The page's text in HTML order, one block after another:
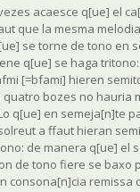
acaesce q[ue] el
que la mesma
se torne de tono en
q[ue] se haga
[=bfami] hieren
quatro bozes no hauria
q[ue] en semeja[n]te
a ffaut hieran
de manera q[ue] el
de tono fiere se baxo
consona[n]cia remissa